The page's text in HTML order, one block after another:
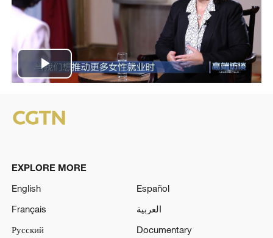
P
a
y
i
EXPLORE MORE
English
Español
Français
العربية
Русский
Documentary